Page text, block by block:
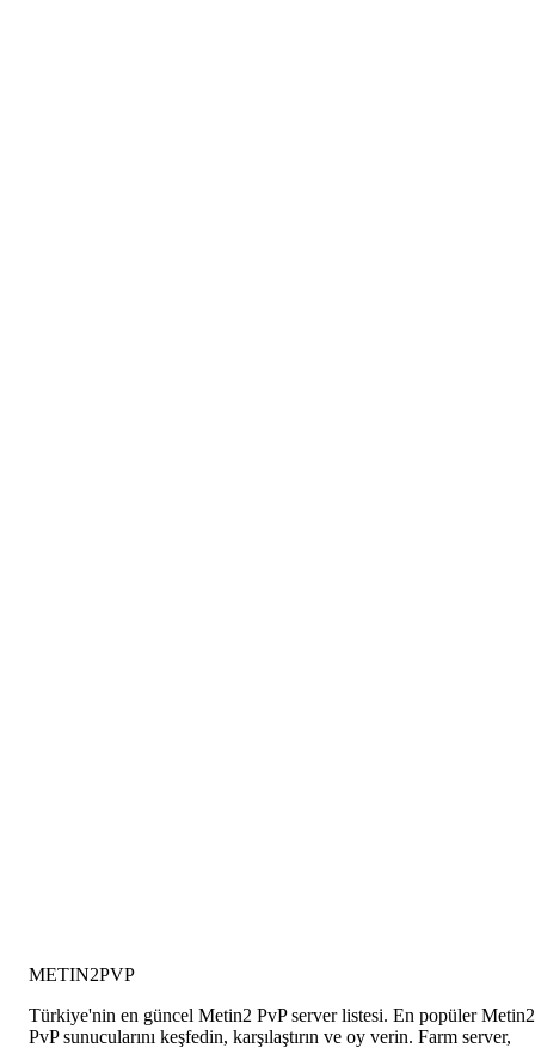
METIN2PVP
Türkiye'nin en güncel Metin2 PvP server listesi. En popüler Metin2
PvP sunucularını keşfedin, karşılaştırın ve oy verin. Farm server,